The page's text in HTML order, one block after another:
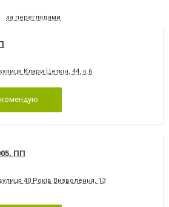
за переглядами
Клари Цеткін, 44, к.6
ПП
40 Років Визволення, 13